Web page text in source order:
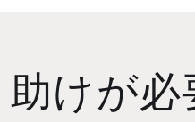
助けが必